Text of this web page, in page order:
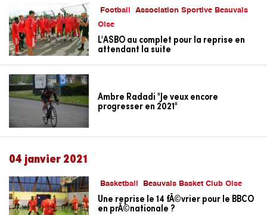
Football
Association Sportive Beauvais
Oise
L'ASBO au complet pour la reprise en
attendant la suite
Ambre Radadi "Je veux encore
progresser en 2021"
04 janvier 2021
Basketball Beauvais Basket Club Oise
Une reprise le 14 fÃ©vrier pour le BBCO
en prÃ©nationale ?